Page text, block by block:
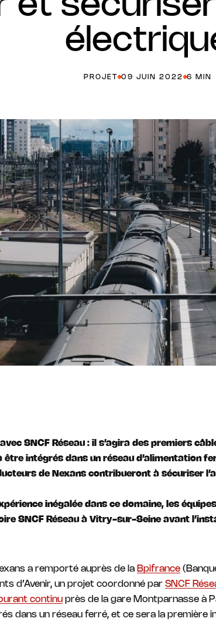
PROJET 09 JUIN 2022 6 MIN
SNCF Réseau : il s’agira des premiers
être intégrés dans un réseau d’alimentation
de Nexans contribueront à sécuriser
inégalée dans ce domaine, les
SNCF Réseau à Vitry-sur-Seine avant
a remporté auprès de la Bpifrance
d’Avenir, un projet coordonné par SNCF
continu près de la gare Montparnasse à
dans un réseau ferré, et ce sera la première